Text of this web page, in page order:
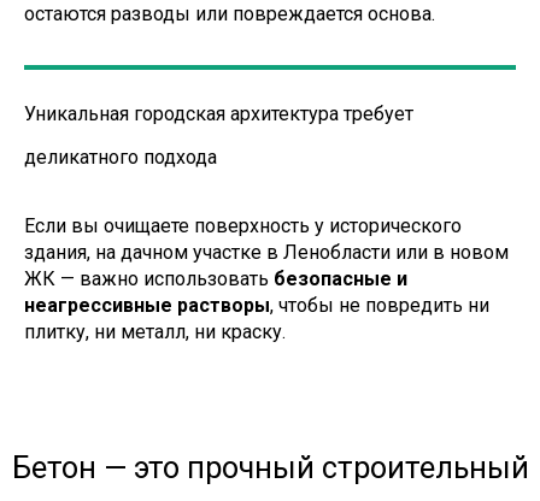
остаются разводы или повреждается основа.
Уникальная городская архитектура требует
деликатного подхода
Если вы очищаете поверхность у исторического
здания, на дачном участке в Ленобласти или в новом
ЖК — важно использовать безопасные и
неагрессивные растворы, чтобы не повредить ни
плитку, ни металл, ни краску.
царапают поверхность и
требуют физической силы
Бытовая химия: уксус,
лимонная кислота —
растворяют цемент,